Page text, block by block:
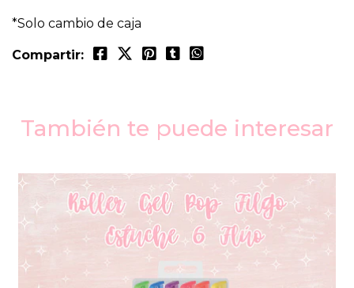
*Solo cambio de caja
Compartir:
También te puede interesar